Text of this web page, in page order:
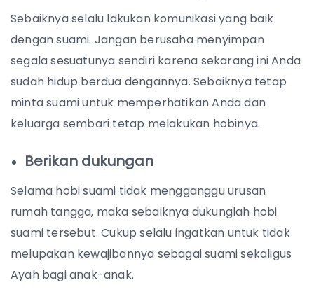
Sebaiknya selalu lakukan komunikasi yang baik
dengan suami. Jangan berusaha menyimpan
segala sesuatunya sendiri karena sekarang ini Anda
sudah hidup berdua dengannya. Sebaiknya tetap
minta suami untuk memperhatikan Anda dan
keluarga sembari tetap melakukan hobinya.
Berikan dukungan
Selama hobi suami tidak mengganggu urusan
rumah tangga, maka sebaiknya dukunglah hobi
suami tersebut. Cukup selalu ingatkan untuk tidak
melupakan kewajibannya sebagai suami sekaligus
Ayah bagi anak-anak.